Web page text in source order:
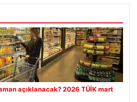
açıklanacak? 2026 TÜİK mart